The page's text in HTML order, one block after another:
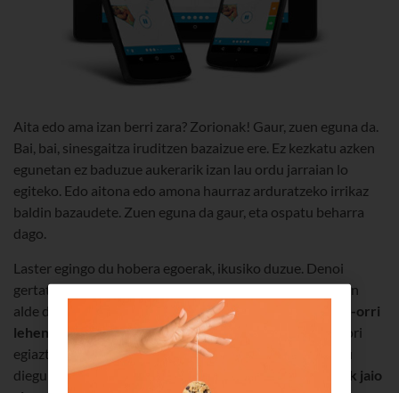
Aita edo ama izan berri zara? Zorionak! Gaur, zuen eguna da.
Bai, bai, sinesgaitza iruditzen bazaizue ere. Ez kezkatu azken
egunetan ez baduzue aukerarik izan lau ordu jarraian lo
egiteko. Edo aitona edo amona haurraz arduratzeko irrikaz
baldin bazaudete. Zuen eguna da gaur, eta ospatu beharra
dago.
Laster egingo du hobera egoerak, ikusiko duzue. Denoi
gertatu zaigu inoiz. Normala da. Gainera, teknologia zuen
alde duzue gaur egun:
badira zenbait aplikazio eta web-orri
lehenengo guraso-lanetarako oso lagungarriak
. Eta hori
egiaztatzeko, Iker Rojas eta Ana Ramos lankideei eskatu
diegu
zer aplikazio baliatu zituzten beren-seme-alabak jaio